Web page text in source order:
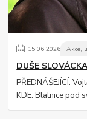
15.06.2026 Akce,
DUŠE
PŘEDNÁŠEJÍCÍ:
KDE: Blatnice pod